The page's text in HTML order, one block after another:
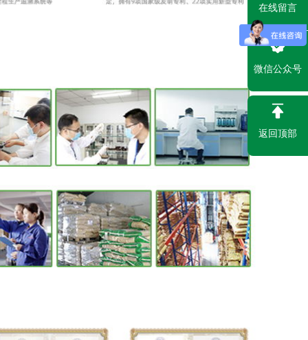
在线留言
微信公众号
返回顶部